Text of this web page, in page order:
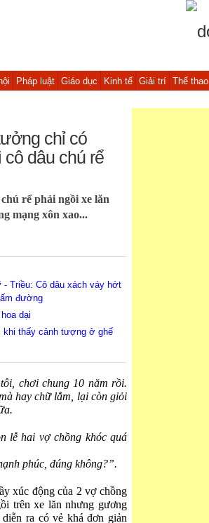
Pháp luật Giáo dục Kinh tế Giải trí Thể thao
chỉ có
cô dâu chú rể
rể phải ngồi xe lăn
mạng xôn xao...
Triều: Cô dâu xách váy hớt
đường
dại
thấy cảnh tượng ở ghế
chơi chung 10 năm rồi.
hay chữ lắm, lại còn giỏi
lễ hai vợ chồng khóc quá
phúc, đúng không?”.
xúc động của 2 vợ chồng
trên xe lăn nhưng gương
ra có vẻ khá đơn giản